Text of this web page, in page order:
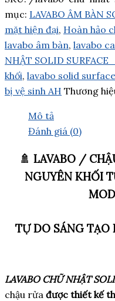
mục: LAVABO ÂM BÀN
mặt hiện đại, Hoàn hảo
lavabo âm bàn, lavabo
NHẬT SOLID SURFACE
khối, lavabo solid surface
bị vệ sinh AH Thương
Mô tả
Đánh giá (0)
🚿 LAVABO /
NGUYÊN KHỐI
TỰ DO SÁNG TẠO
LAVABO CHỮ NHẬT
chậu rửa được thiết kế